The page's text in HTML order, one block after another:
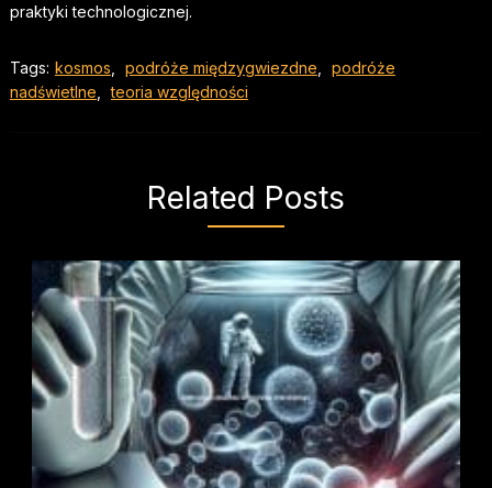
praktyki technologicznej.
Tags: kosmos podróże międzygwiezdne
podróże
nadświetlne
teoria względności
Related Posts